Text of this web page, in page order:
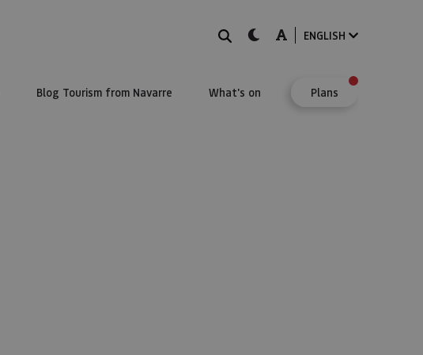
Searchdark-mode
A-modeENGLISH
Blog Tourism from Navarre What's on Plans